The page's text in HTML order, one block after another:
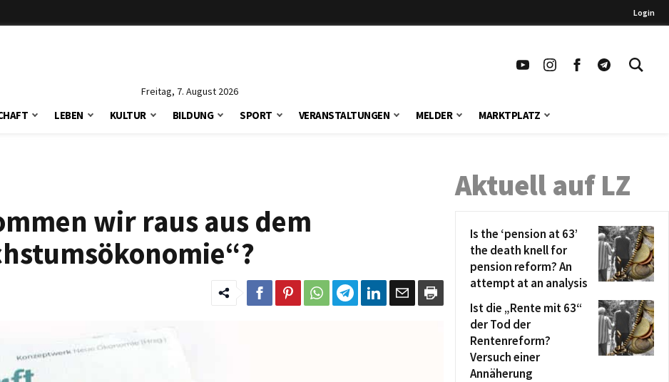
Login
Freitag, 7. August 2026
LEBEN KULTUR BILDUNG SPORT VERANSTALTUNGEN MELDER MARKTPLATZ
wir raus aus dem
Aktuell auf LZ
Is the ‘pension at 63’
the death knell for
pension reform? An
attempt at an analysis
Ist die „Rente mit 63“
der Tod der
Rentenreform?
Versuch einer
Annäherung